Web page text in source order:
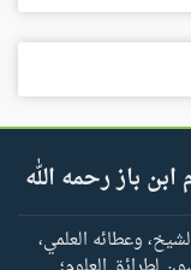
باز رحمه الله
وعطائه العلمي،